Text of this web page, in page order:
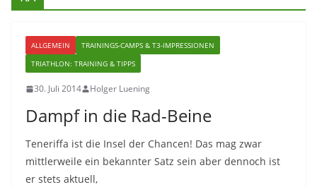
ALLGEMEIN
TRAININGS-CAMPS & T3-IMPRESSIONEN
TRIATHLON: TRAINING & TIPPS
30. Juli 2014 Holger Luening
Dampf in die Rad-Beine
Teneriffa ist die Insel der Chancen! Das mag zwar
mittlerweile ein bekannter Satz sein aber dennoch ist
er stets aktuell,